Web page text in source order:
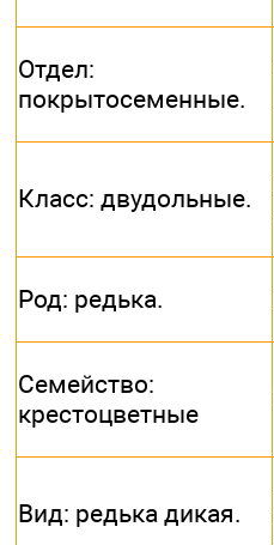
Отдел:
покрытосеменные.
Класс: двудольные.
Род: редька.
Семейство:
крестоцветные
Вид: редька дикая.